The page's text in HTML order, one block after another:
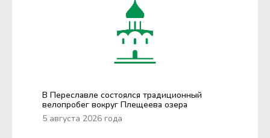
В Переславле состоялся традиционный
велопробег вокруг Плещеева озера
5 августа 2026 года